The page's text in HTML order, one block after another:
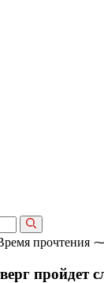
прочтения
пройдет